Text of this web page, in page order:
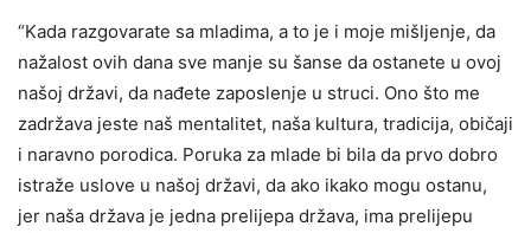
“Kada razgovarate sa mladima, a to je i moje mišljenje, da
nažalost ovih dana sve manje su šanse da ostanete u ovoj
našoj državi, da nađete zaposlenje u struci. Ono što me
zadržava jeste naš mentalitet, naša kultura, tradicija, običaji
i naravno porodica. Poruka za mlade bi bila da prvo dobro
istraže uslove u našoj državi, da ako ikako mogu ostanu,
jer naša država je jedna prelijepa država, ima prelijepu